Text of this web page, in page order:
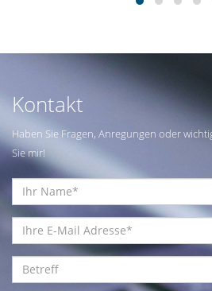
Kontakt
Haben Sie Fragen, Anregungen oder
Sie mir!